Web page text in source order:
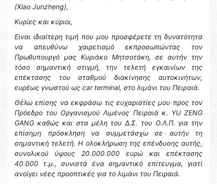
(Xiao Junzheng),
Κυρίες και κύριοι,
Είναι ιδιαίτερη τιμή που μου προσφέρετε τη δυνατότητα
να απευθύνω χαιρετισμό εκπροσωπώντας τον
Πρωθυπουργό μας Κυριάκο Μητσοτάκη, σε αυτήν την
τόσο σημαντική στιγμή, την τελετή εγκαινίων της
επέκτασης του σταθμού διακίνησης αυτοκινήτων,
ευρέως γνωστού ως car terminal, στο λιμάνι του Πειραιά.
Θέλω επίσης να εκφράσω τις ευχαριστίες μου προς τον
Πρόεδρο του Οργανισμού Λιμένος Πειραιά κ. YU ZENG
GANG καθώς και στα μέλη του Δ.Σ. του Ο.Λ.Π. για την
επίσημη πρόσκληση να συμμετάσχω σε αυτήν τη
σημαντική τελετή. Η ολοκλήρωση της επένδυσης αυτής,
συνολικού ύψους 20.000.000 ευρώ και επέκτασης
40.000 τ.μ., συνιστά ένα σημαντικό επίτευγμα, γιατί
ανοίγει νέες προοπτικές για το λιμάνι του Πειραιά.